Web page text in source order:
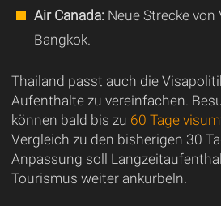
Air Canada: Neue Strecke
Bangkok.
Thailand passt auch die
Aufenthalte zu vereinfachen.
können bald bis zu 60 Tage
Vergleich zu den bisherigen 30
Anpassung soll
Tourismus weiter ankurbeln.